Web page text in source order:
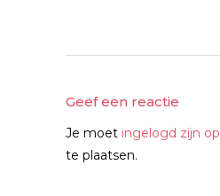
Geef een reactie
Je moet ingelogd zijn op
te plaatsen.